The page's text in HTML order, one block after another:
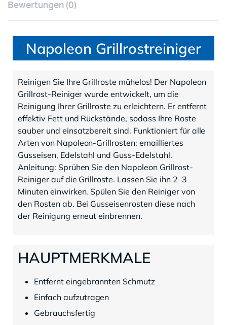
Bewertungen (0)
Napoleon Grillrostreiniger
Reinigen Sie Ihre Grillroste mühelos! Der Napoleon
Grillrost-Reiniger wurde entwickelt, um die
Reinigung Ihrer Grillroste zu erleichtern. Er entfernt
effektiv Fett und Rückstände, sodass Ihre Roste
sauber und einsatzbereit sind. Funktioniert für alle
Arten von Napoleon-Grillrosten: emailliertes
Gusseisen, Edelstahl und Guss-Edelstahl.
Anleitung: Sprühen Sie den Napoleon Grillrost-
Reiniger auf die Grillroste. Lassen Sie ihn 2–3
Minuten einwirken. Spülen Sie den Reiniger von
den Rosten ab. Bei Gusseisenrosten diese nach
der Reinigung erneut einbrennen.
HAUPTMERKMALE
Entfernt eingebrannten Schmutz
Einfach aufzutragen
Gebrauchsfertig